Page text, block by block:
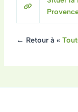
← Retour à «